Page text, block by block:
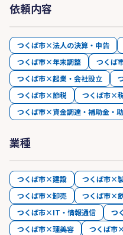
依頼内容
つくば市×法人の決算・申告
つくば市×年末調整
つくば
つくば市×起業・会社設立
つくば市×節税
つくば市×
つくば市×資金調達・補助金・
業種
つくば市×建設 つくば市×
つくば市×卸売
つくば市×
つくば市×IT・情報通信
つ
つくば市×理美容
つくば市